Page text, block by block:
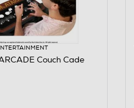
Couch Cade